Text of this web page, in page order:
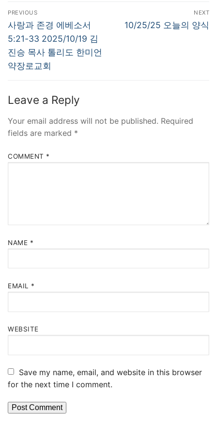
Post
navigation
PREVIOUS
Previous
post:
사랑과 존경 에베소서
5:21-33 2025/10/19 김
진승 목사 톨리도 한미언
약장로교회
NEXT
Next
10/25/25 오늘의 양식
Leave a Reply
Your email address will not be published. Required
fields are marked *
COMMENT *
NAME *
EMAIL *
WEBSITE
Save my name, email, and website in this browser
for the next time I comment.